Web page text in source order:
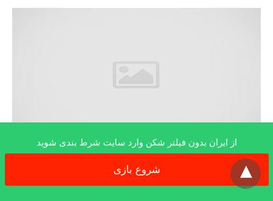
سایت TigerGaming (تایگر گیمینگ) سایت پوکر
از ایران بدون فیلتر شکن وارد سایت شرط بندی شوید
شروع بازی